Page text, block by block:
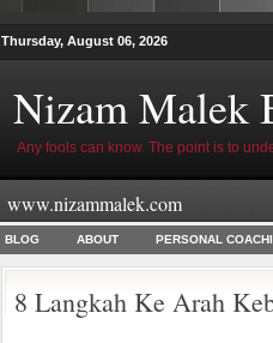
Thursday, August 06, 2026
Nizam Malek
Any fools can know. The point is to
www.nizammalek.com
BLOG ABOUT PERSONAL
8 Langkah Ke Arah